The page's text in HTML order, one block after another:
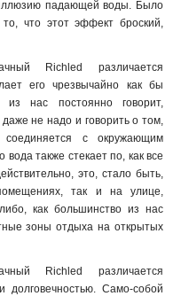
падающей воды. Было
что этот эффект броский,
Richled различается
его чрезвычайно как бы
нас постоянно говорит,
не надо и говорить о том,
с окружающим
вода также стекает по, как все
это, стало быть,
так и на улице,
как большинство из нас
зоны отдыха на открытых
Richled различается
Само-собой